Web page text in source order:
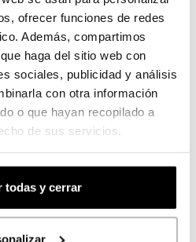
ofrecer funciones de redes
Además, compartimos
haga del sitio web con
sociales, publicidad y análisis
con otra información
o que hayan recopilado a
de sus servicios.
todas y cerrar
más
para 2020
está al servicio del
creativas que, bien
pueden dar como
la imagen de la
notoriedad e, incluso,